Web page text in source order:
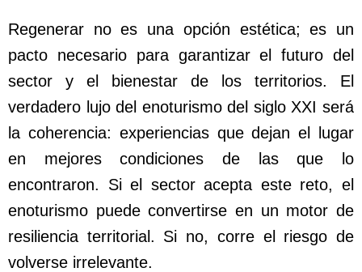
Regenerar no es una opción estética; es un
pacto necesario para garantizar el futuro del
sector y el bienestar de los territorios. El
verdadero lujo del enoturismo del siglo XXI será
la coherencia: experiencias que dejan el lugar
en mejores condiciones de las que lo
encontraron. Si el sector acepta este reto, el
enoturismo puede convertirse en un motor de
resiliencia territorial. Si no, corre el riesgo de
volverse irrelevante.